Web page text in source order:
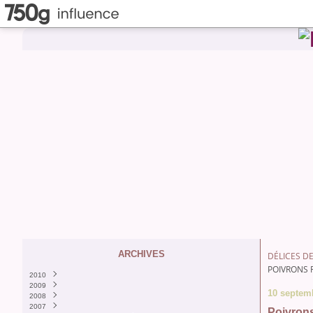
ARCHIVES
2010
Décembre
Septembre
Août
2009
Décembre
Novembre
2008
Décembre
2007
DÉLICES
POIVRONS
10